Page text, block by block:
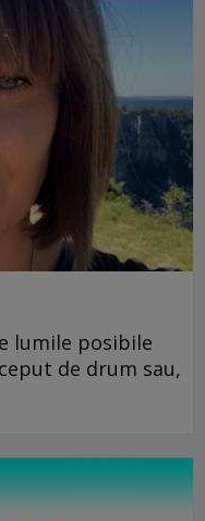
lumile posibile
de drum sau,